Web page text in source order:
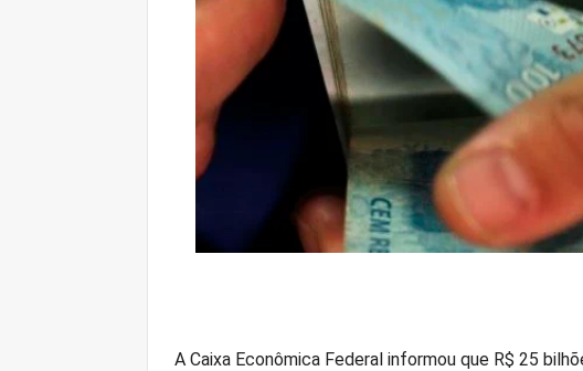
A Caixa Econômica Federal informou que R$ 25